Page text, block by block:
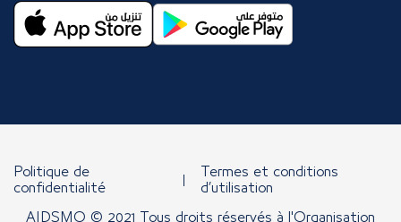
Politique de
confidentialité
Termes et conditions
d’utilisation
AIDSMO © 2021 Tous droits réservés à l'Organisation